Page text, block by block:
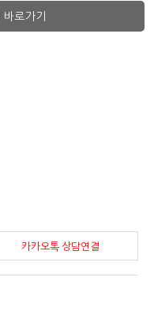
로가기
카카오톡 상담연결